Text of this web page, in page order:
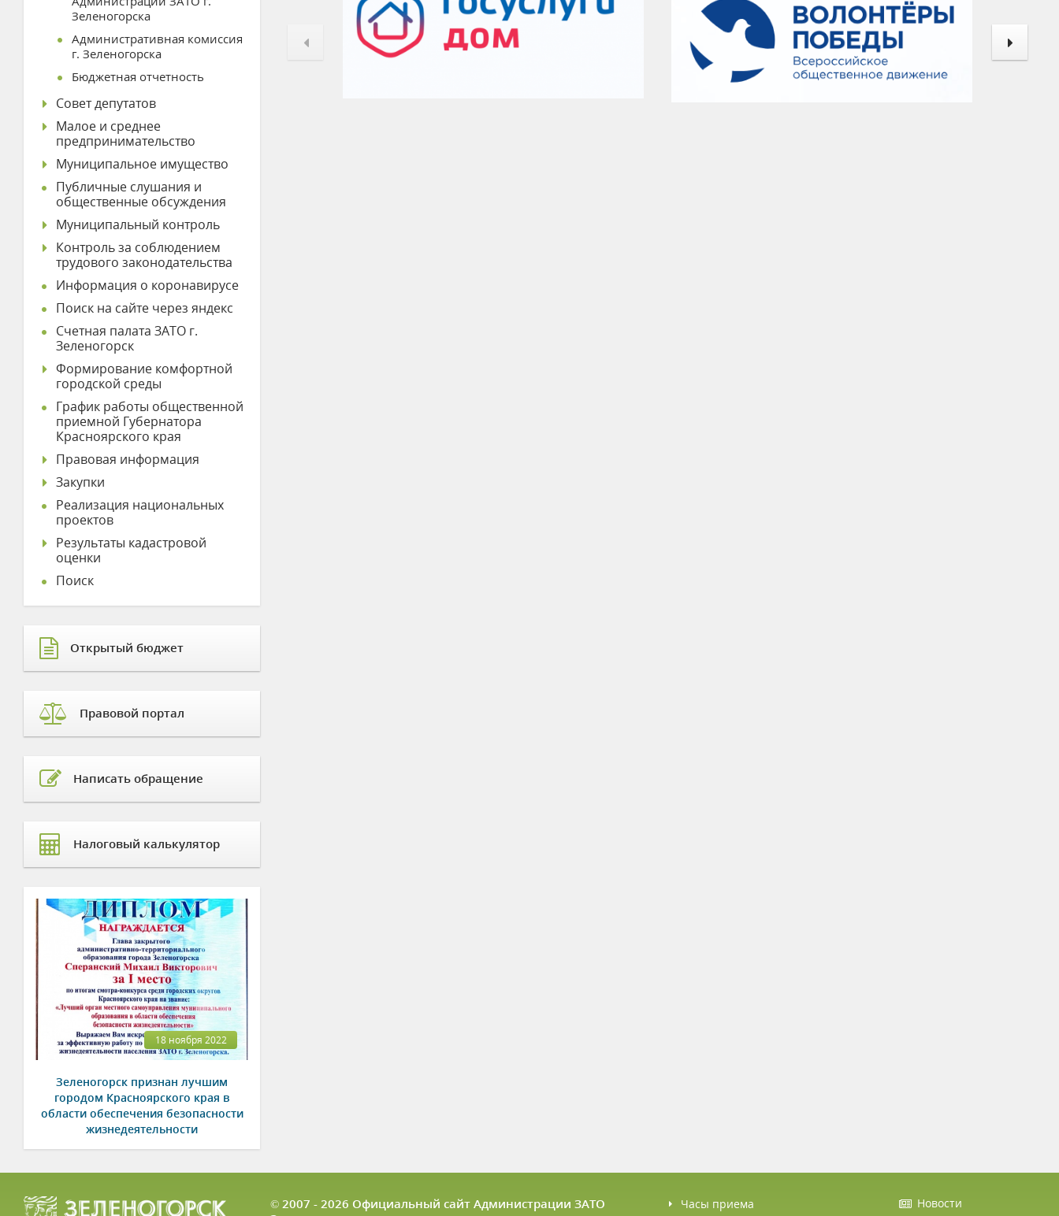
Зеленогорска
Административная комиссия
г. Зеленогорска
Бюджетная отчетность
Совет депутатов
Малое и среднее
предпринимательство
Муниципальное имущество
Публичные слушания и
общественные обсуждения
Муниципальный контроль
Контроль за соблюдением
трудового законодательства
Информация о коронавирусе
Поиск на сайте через яндекс
Счетная палата ЗАТО г.
Зеленогорск
Формирование комфортной
городской среды
График работы общественной
приемной Губернатора
Красноярского края
Правовая информация
Закупки
Реализация национальных
проектов
Результаты кадастровой
оценки
Поиск
Открытый бюджет
Правовой портал
Написать обращение
Налоговый калькулятор
18 ноября 2022
Зеленогорск признан лучшим
городом Красноярского края в
области обеспечения безопасности
жизнедеятельности
© 2007 - 2026 Официальный сайт Администрации ЗАТО
Часы приема Новости